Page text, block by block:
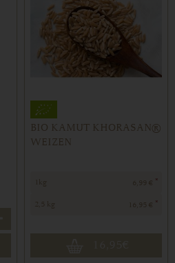
BIO KAMUT KHORASAN®
WEIZEN
1kg 6,99 € *
2,5 kg 16,95 € *